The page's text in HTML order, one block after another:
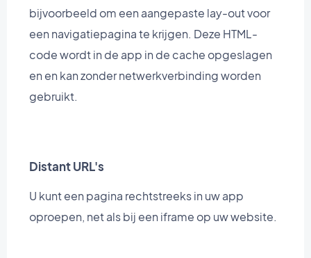
bijvoorbeeld om een aangepaste lay-out voor
een navigatiepagina te krijgen. Deze HTML-
code wordt in de app in de cache opgeslagen
en en kan zonder netwerkverbinding worden
gebruikt.
Distant URL's
U kunt een pagina rechtstreeks in uw app
oproepen, net als bij een iframe op uw website.